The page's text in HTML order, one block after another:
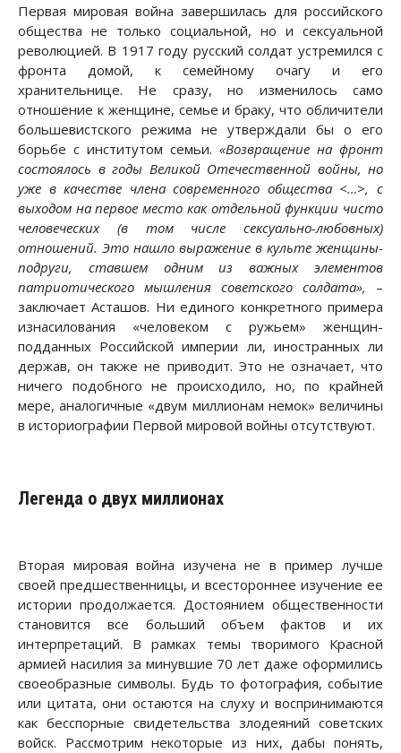
Первая мировая война завершилась для российского
общества не только социальной, но и сексуальной
революцией. В 1917 году русский солдат устремился с
фронта домой, к семейному очагу и его
хранительнице. Не сразу, но изменилось само
отношение к женщине, семье и браку, что обличители
большевистского режима не утверждали бы о его
борьбе с институтом семьи. «Возвращение на фронт
состоялось в годы Великой Отечественной войны, но
уже в качестве члена современного общества <…>, с
выходом на первое место как отдельной функции чисто
человеческих (в том числе сексуально-любовных)
отношений. Это нашло выражение в культе женщины-
подруги, ставшем одним из важных элементов
патриотического мышления советского солдата», –
заключает Асташов. Ни единого конкретного примера
изнасилования «человеком с ружьем» женщин-
подданных Российской империи ли, иностранных ли
держав, он также не приводит. Это не означает, что
ничего подобного не происходило, но, по крайней
мере, аналогичные «двум миллионам немок» величины
в историографии Первой мировой войны отсутствуют.
Легенда о двух миллионах
Вторая мировая война изучена не в пример лучше
своей предшественницы, и всестороннее изучение ее
истории продолжается. Достоянием общественности
становится все больший объем фактов и их
интерпретаций. В рамках темы творимого Красной
армией насилия за минувшие 70 лет даже оформились
своеобразные символы. Будь то фотография, событие
или цитата, они остаются на слуху и воспринимаются
как бесспорные свидетельства злодеяний советских
войск. Рассмотрим некоторые из них, дабы понять,